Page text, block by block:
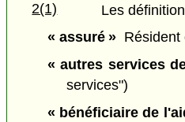
2(1)
Les
« assuré »Résident
« autres services
services")
« bénéficiaire de